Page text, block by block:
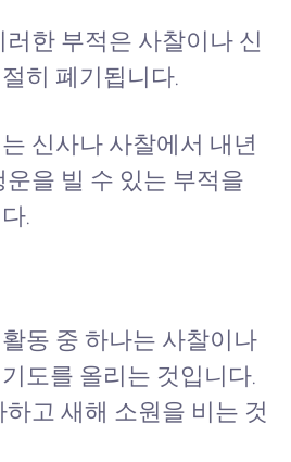
한 부적은 사찰이나 신
히 폐기됩니다.
신사나 사찰에서 내년
을 빌 수 있는 부적을
.
동 중 하나는 사찰이나
도를 올리는 것입니다.
고 새해 소원을 비는 것